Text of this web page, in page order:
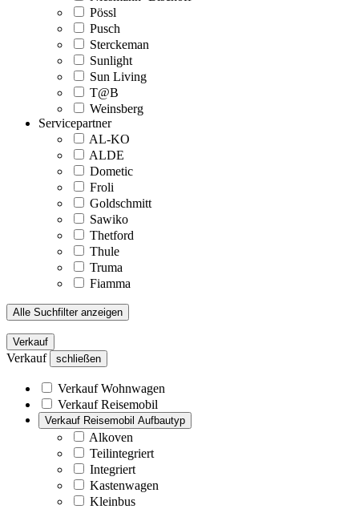
Pössl
Pusch
Sterckeman
Sunlight
Sun Living
T@B
Weinsberg
Servicepartner
AL-KO
ALDE
Dometic
Froli
Goldschmitt
Sawiko
Thetford
Thule
Truma
Fiamma
Alle Suchfilter anzeigen
Verkauf
Verkauf schließen
Verkauf Wohnwagen
Verkauf Reisemobil
Verkauf Reisemobil Aufbautyp
Alkoven
Teilintegriert
Integriert
Kastenwagen
Kleinbus